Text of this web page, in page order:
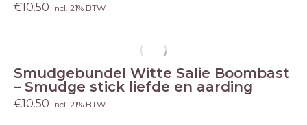
€10.50 incl. 21% BTW
Smudgebundel Witte Salie Boombast
– Smudge stick liefde en aarding
€10.50 incl. 21% BTW